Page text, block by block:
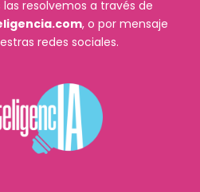
resolvemos a través de
, o por mensaje
redes sociales.